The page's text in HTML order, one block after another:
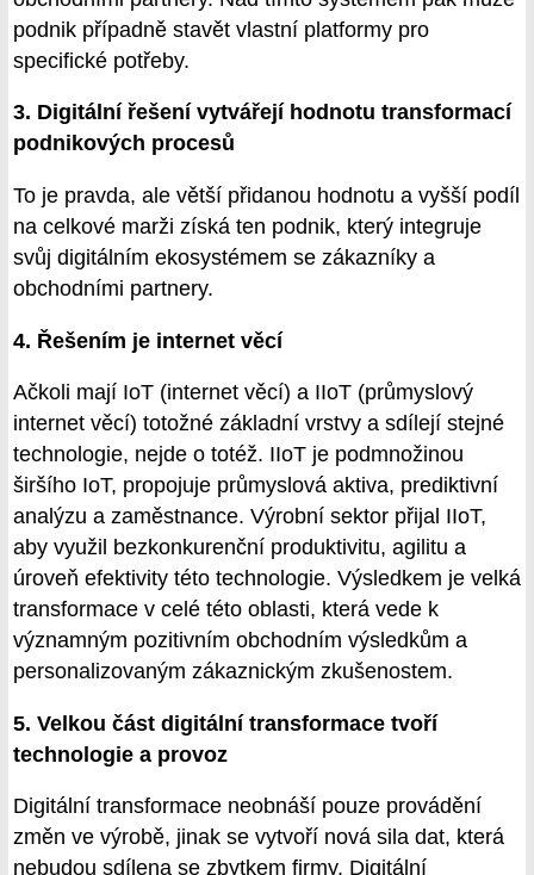
podnik případně stavět vlastní platformy pro
specifické potřeby.
3. Digitální řešení vytvářejí hodnotu transformací
podnikových procesů
To je pravda, ale větší přidanou hodnotu a vyšší podíl
na celkové marži získá ten podnik, který integruje
svůj digitálním ekosystémem se zákazníky a
obchodními partnery.
4. Řešením je internet věcí
Ačkoli mají IoT (internet věcí) a IIoT (průmyslový
internet věcí) totožné základní vrstvy a sdílejí stejné
technologie, nejde o totéž. IIoT je podmnožinou
širšího IoT, propojuje průmyslová aktiva, prediktivní
analýzu a zaměstnance. Výrobní sektor přijal IIoT,
aby využil bezkonkurenční produktivitu, agilitu a
úroveň efektivity této technologie. Výsledkem je velká
transformace v celé této oblasti, která vede k
významným pozitivním obchodním výsledkům a
personalizovaným zákaznickým zkušenostem.
5. Velkou část digitální transformace tvoří
technologie a provoz
Digitální transformace neobnáší pouze provádění
změn ve výrobě, jinak se vytvoří nová sila dat, která
nebudou sdílena se zbytkem firmy. Digitální